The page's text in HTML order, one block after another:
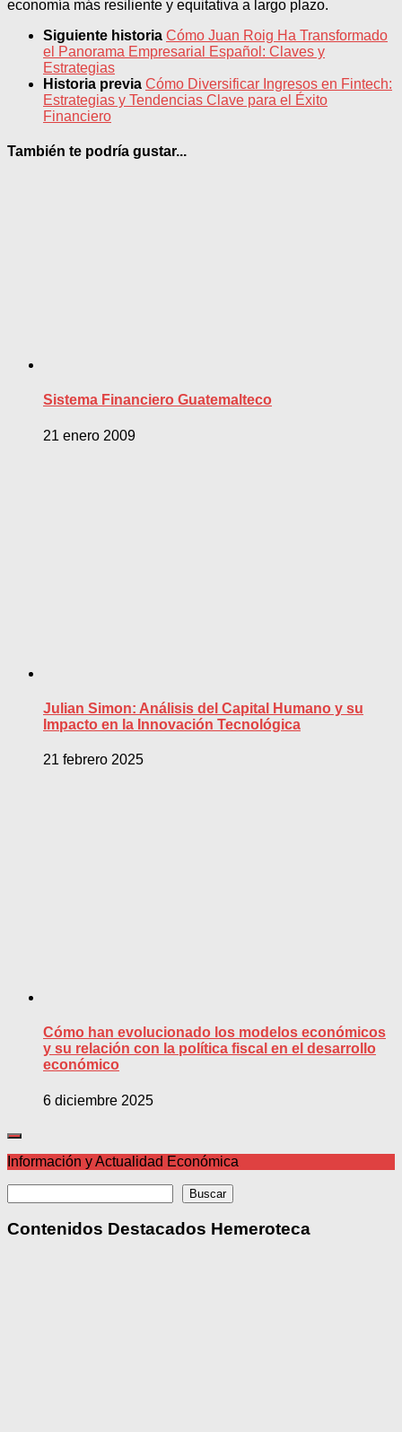
economía más resiliente y equitativa a largo plazo.
Siguiente historia Cómo Juan Roig Ha Transformado
el Panorama Empresarial Español: Claves y
Estrategias
Historia previa Cómo Diversificar Ingresos en Fintech:
Estrategias y Tendencias Clave para el Éxito
Financiero
También te podría gustar...
Sistema Financiero Guatemalteco
21 enero 2009
Julian Simon: Análisis del Capital Humano y su
Impacto en la Innovación Tecnológica
21 febrero 2025
Cómo han evolucionado los modelos económicos
y su relación con la política fiscal en el desarrollo
económico
6 diciembre 2025
Información y Actualidad Económica
Buscar
Contenidos Destacados Hemeroteca